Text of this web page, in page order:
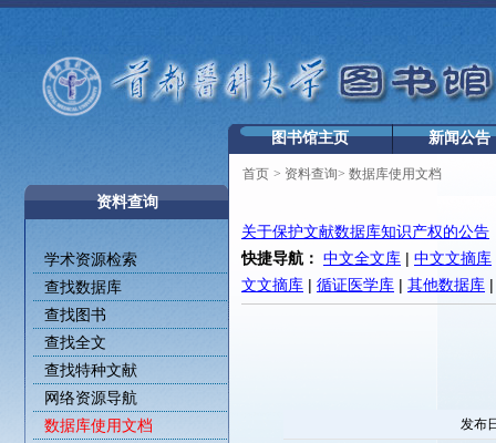
资料查询
学术资源检索
查找数据库
查找图书
查找全文
查找特种文献
网络资源导航
数据库使用文档
图书馆主页 新闻公告
首页 > 资料查询> 数据库使用文档
关于保护文献数据库知识产权的公告
快捷导航： 中文全文库 | 中文文摘库
文文摘库 | 循证医学库 | 其他数据库
发布